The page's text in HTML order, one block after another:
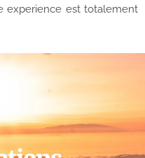
experience est totalement